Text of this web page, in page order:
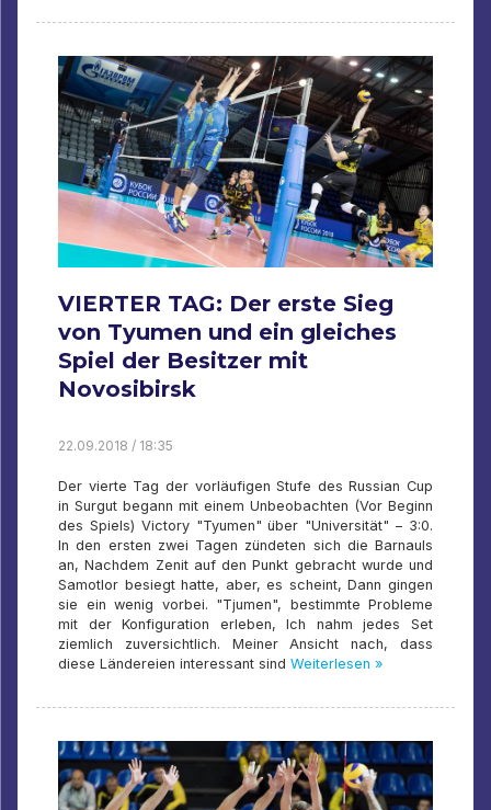
VIERTER TAG: Der erste Sieg
von Tyumen und ein gleiches
Spiel der Besitzer mit
Novosibirsk
22.09.2018 / 18:35
Der vierte Tag der vorläufigen Stufe des Russian Cup
in Surgut begann mit einem Unbeobachten (Vor Beginn
des Spiels) Victory "Tyumen" über "Universität" – 3:0.
In den ersten zwei Tagen zündeten sich die Barnauls
an, Nachdem Zenit auf den Punkt gebracht wurde und
Samotlor besiegt hatte, aber, es scheint, Dann gingen
sie ein wenig vorbei. "Tjumen", bestimmte Probleme
mit der Konfiguration erleben, Ich nahm jedes Set
ziemlich zuversichtlich. Meiner Ansicht nach, dass
diese Ländereien interessant sind Weiterlesen »